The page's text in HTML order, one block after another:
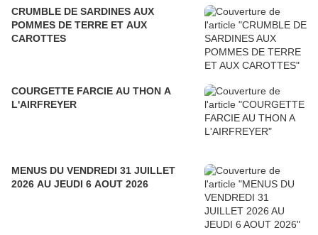
CRUMBLE DE SARDINES AUX
POMMES DE TERRE ET AUX
CAROTTES
COURGETTE FARCIE AU THON A
L'AIRFREYER
MENUS DU VENDREDI 31 JUILLET
2026 AU JEUDI 6 AOUT 2026